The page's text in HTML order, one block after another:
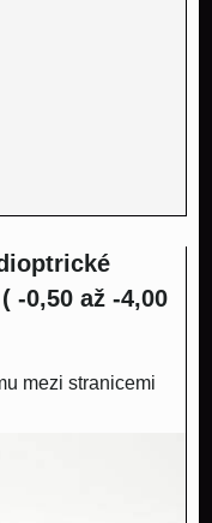
-0,50 až -4,00
mezi stranicemi